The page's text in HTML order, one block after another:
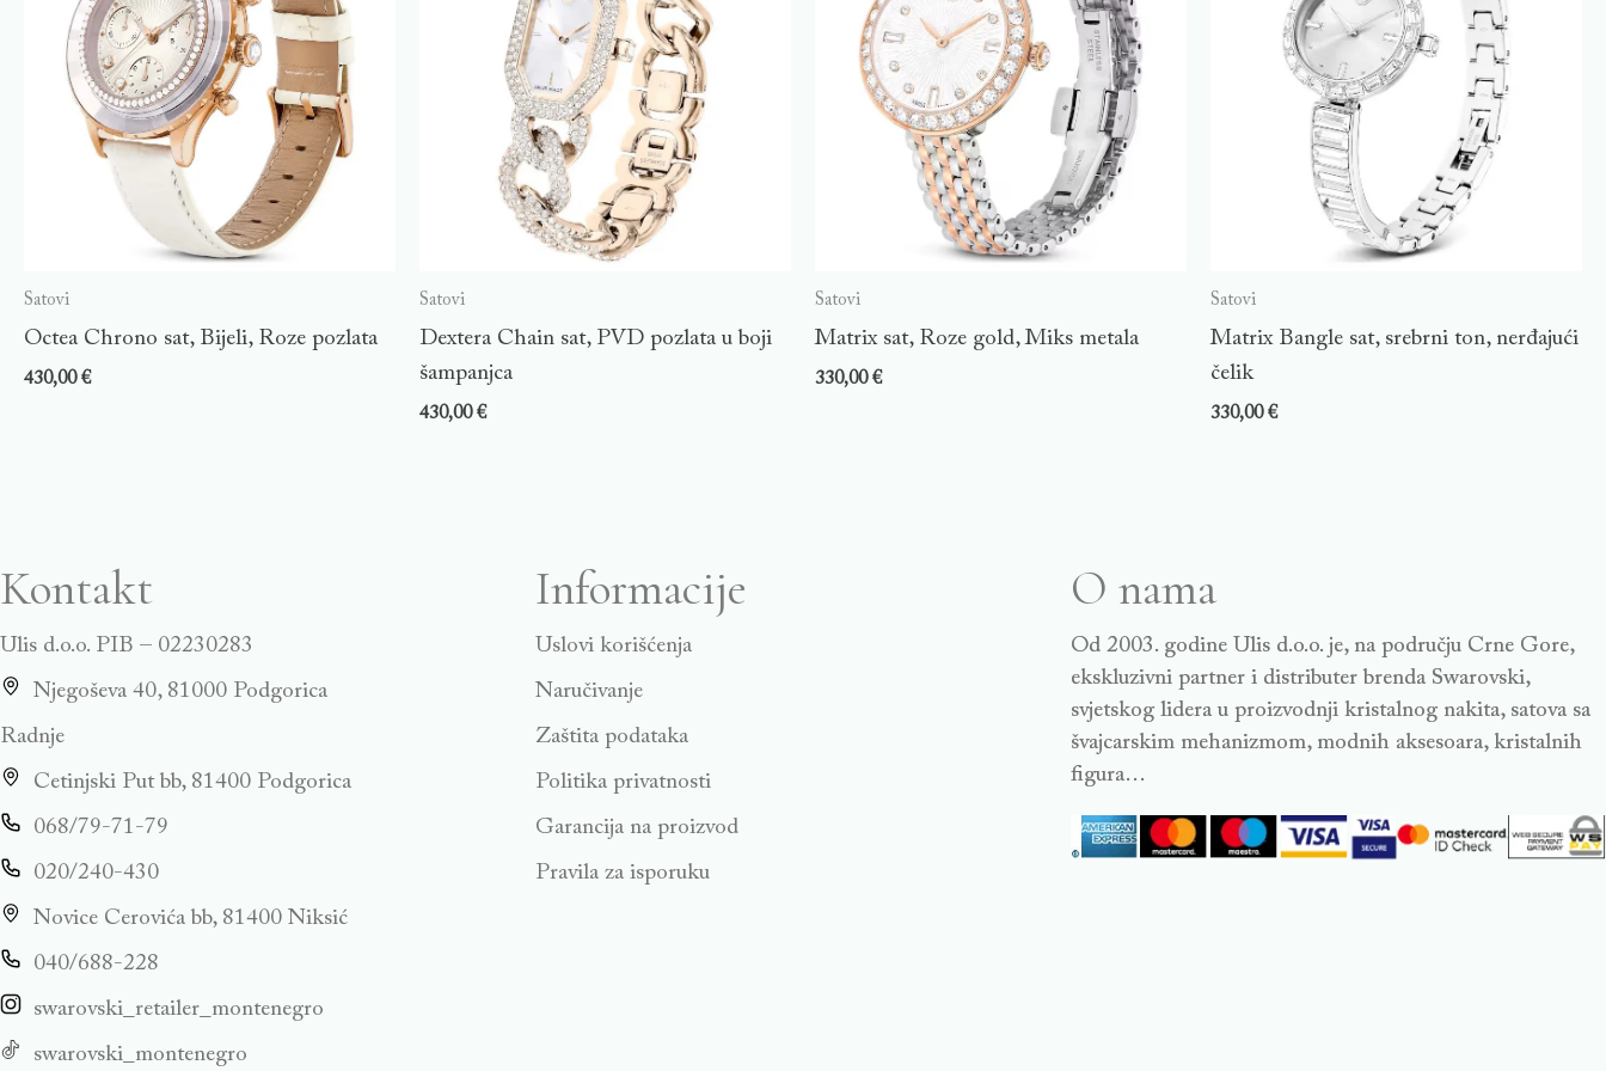
Satovi
Octea Chrono sat, Bijeli, Roze pozlata
430,00€
Satovi
Dextera Chain sat, PVD pozlata u boji
šampanjca
430,00€
Satovi
Matrix sat, Roze gold, Miks metala
330,00€
Satovi
Matrix Bangle sat, srebrni ton, nerđajući
čelik
330,00€
Kontakt
Ulis d.o.o. PIB – 02230283
Njegoševa 40, 81000 Podgorica
Radnje
Cetinjski Put bb, 81400 Podgorica
068/79-71-79
020/240-430
Novice Cerovića bb, 81400 Niksić
040/688-228
swarovski_retailer_montenegro
swarovski_montenegro
Informacije
Uslovi korišćenja
Naručivanje
Zaštita podataka
Politika privatnosti
Garancija na proizvod
Pravila za isporuku
O nama
Od 2003. godine Ulis d.o.o. je, na području Crne Gore,
ekskluzivni partner i distributer brenda Swarovski,
svjetskog lidera u proizvodnji kristalnog nakita, satova sa
švajcarskim mehanizmom, modnih aksesoara, kristalnih
figura…